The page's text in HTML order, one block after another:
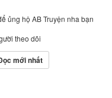
ủng hộ AB Truyện nha bạn
theo dõi
mới nhất